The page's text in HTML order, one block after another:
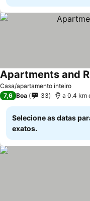
Casa/apartamento inteiro
Apartments and
7,6 Boa 33 a 0.4 km
Selecione as datas
exatos.